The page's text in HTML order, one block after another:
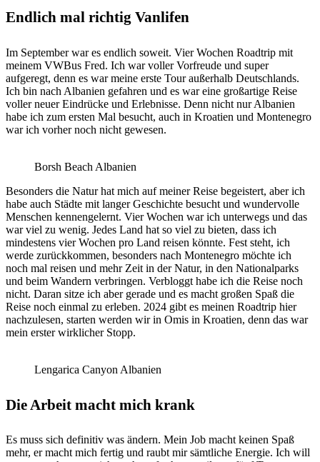
Endlich mal richtig Vanlifen
Im September war es endlich soweit. Vier Wochen Roadtrip mit
meinem VWBus Fred. Ich war voller Vorfreude und super
aufgeregt, denn es war meine erste Tour außerhalb Deutschlands.
Ich bin nach Albanien gefahren und es war eine großartige Reise
voller neuer Eindrücke und Erlebnisse. Denn nicht nur Albanien
habe ich zum ersten Mal besucht, auch in Kroatien und Montenegro
war ich vorher noch nicht gewesen.
Borsh Beach Albanien
Besonders die Natur hat mich auf meiner Reise begeistert, aber ich
habe auch Städte mit langer Geschichte besucht und wundervolle
Menschen kennengelernt. Vier Wochen war ich unterwegs und das
war viel zu wenig. Jedes Land hat so viel zu bieten, dass ich
mindestens vier Wochen pro Land reisen könnte. Fest steht, ich
werde zurückkommen, besonders nach Montenegro möchte ich
noch mal reisen und mehr Zeit in der Natur, in den Nationalparks
und beim Wandern verbringen. Verbloggt habe ich die Reise noch
nicht. Daran sitze ich aber gerade und es macht großen Spaß die
Reise noch einmal zu erleben. 2024 gibt es meinen Roadtrip hier
nachzulesen, starten werden wir in Omis in Kroatien, denn das war
mein erster wirklicher Stopp.
Lengarica Canyon Albanien
Die Arbeit macht mich krank
Es muss sich definitiv was ändern. Mein Job macht keinen Spaß
mehr, er macht mich fertig und raubt mir sämtliche Energie. Ich will